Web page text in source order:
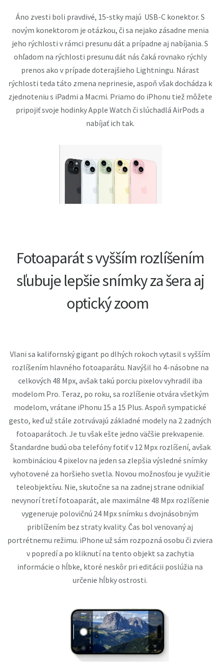
Áno zvesti boli pravdivé, 15-stky majú USB-C konektor. S
novým konektorom je otázkou, či sa nejako zásadne menia
jeho rýchlosti v rámci presunu dát a prípadne aj nabíjania. S
ohľadom na rýchlosti presunu dát nás čaká rovnako rýchly
prenos ako v prípade doterajšieho Lightningu. Nárast
rýchlosti teda táto zmena neprinesie, aspoň však dochádza k
zjednoteniu s iPadmi a Macmi. Priamo do iPhonu tiež môžete
pripojiť svoje hodinky Apple Watch či slúchadlá AirPods a
nabíjať ich tak.
Fotoaparát s vyšším rozlíšením
sľubuje lepšie snímky za šera aj
optický zoom
Vlani sa kalifornský gigant po dlhých rokoch vytasil s vyšším
rozlíšením hlavného fotoaparátu. Navýšil ho 4-násobne na
celkových 48 Mpx, avšak takú porciu pixelov vyhradil iba
modelom Pro. Teraz, po roku, sa rozlíšenie otvára všetkým
modelom, vrátane iPhonu 15 a 15 Plus. Aspoň sympatické
gesto, keď už stále zotrvávajú základné modely na 2 zadných
fotoaparátoch. Je tu však ešte jedno väčšie prekvapenie.
Štandardne budú oba telefóny fotiť v 12 Mpx rozlíšení, avšak
kombináciou 4 pixelov na jeden sa zlepšia výsledné snímky
vyhotovené za horšieho svetla. Novou možnosťou je využitie
teleobjektívu. Nie, skutočne sa na zadnej strane odnikiaľ
nevynorí tretí fotoaparát, ale maximálne 48 Mpx rozlíšenie
vygeneruje polovičnú 24 Mpx snímku s dvojnásobným
priblížením bez straty kvality. Čas bol venovaný aj
portrétnemu režimu. iPhone už sám rozpozná osobu či zviera
v popredí a po kliknutí na tento objekt sa zachytia
informácie o hĺbke, ktoré neskôr pri editácii poslúžia na
určenie hĺbky ostrosti.